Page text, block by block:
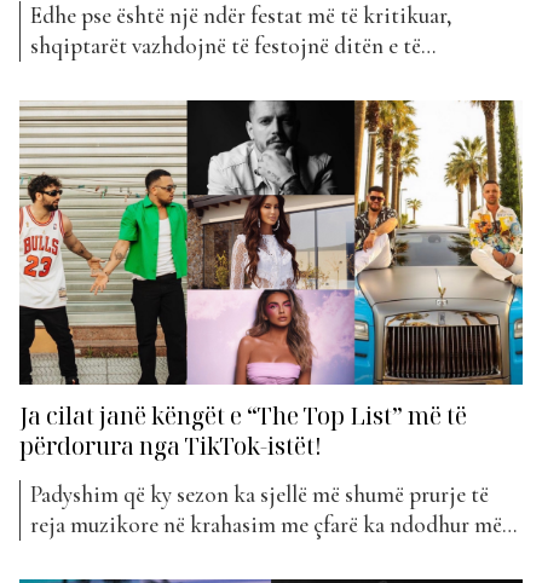
Edhe pse është një ndër festat më të kritikuar,
shqiptarët vazhdojnë të festojnë ditën e të
kënaqësi, duke dhënë dhe marrë dashuri sikurse edhe
dhurata. Nuk mund të themi me bindje nëse të gjithë
artistët e festojnë këtë ditë të shënuar por një gjë...
Ja cilat janë këngët e “The Top List” më të
përdorura nga TikTok-istët!
Padyshim që ky sezon ka sjellë më shumë prurje të
reja muzikore në krahasim me çfarë ka ndodhur më